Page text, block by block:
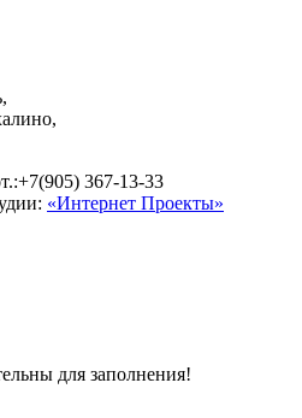
,
+7(905) 367-13-33
«Интернет Проекты»
для заполнения!